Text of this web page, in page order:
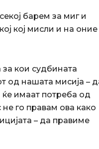
барем за миг и
кој мисли и на
кои судбината
од нашата мисија –
имаат потреба од
го правам ова како
– да правиме